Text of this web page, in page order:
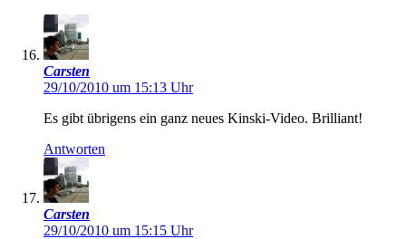
Carsten
29/10/2010 um 15:13 Uhr
Es gibt übrigens ein ganz neues Kinski-Video. Brilliant!
Antworten
Carsten
29/10/2010 um 15:15 Uhr